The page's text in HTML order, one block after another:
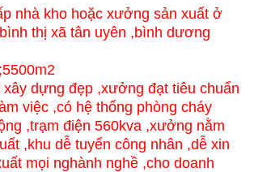
nhà kho hoặc xưởng sản xuất ở
thị xã tân uyên ,bình dương
dựng đẹp ,xưởng đạt tiêu chuẩn
việc ,có hệ thống phòng cháy
,trạm điện 560kva ,xưởng nằm
,khu dễ tuyển công nhân ,dễ xin
mọi nghành nghề ,cho doanh